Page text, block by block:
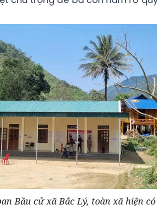
Bầu cử xã Bắc Lý, toàn xã hiện